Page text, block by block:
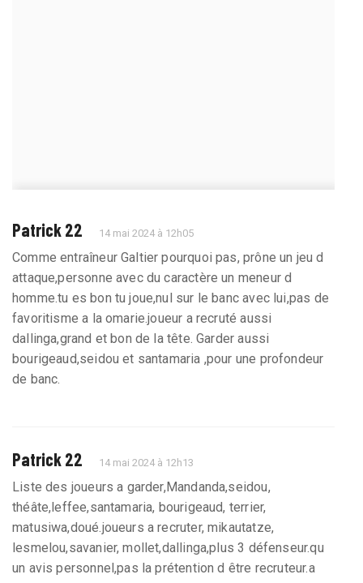
Patrick 22 14 mai 2024 à 12h05
Comme entraîneur Galtier pourquoi pas, prône un jeu d
attaque,personne avec du caractère un meneur d
homme.tu es bon tu joue,nul sur le banc avec lui,pas de
favoritisme a la omarie.joueur a recruté aussi
dallinga,grand et bon de la tête. Garder aussi
bourigeaud,seidou et santamaria ,pour une profondeur
de banc.
Patrick 22 14 mai 2024 à 12h13
Liste des joueurs a garder,Mandanda,seidou,
théâte,leffee,santamaria, bourigeaud, terrier,
matusiwa,doué.joueurs a recruter, mikautatze,
lesmelou,savanier, mollet,dallinga,plus 3 défenseur.qu
un avis personnel,pas la prétention d être recruteur.a